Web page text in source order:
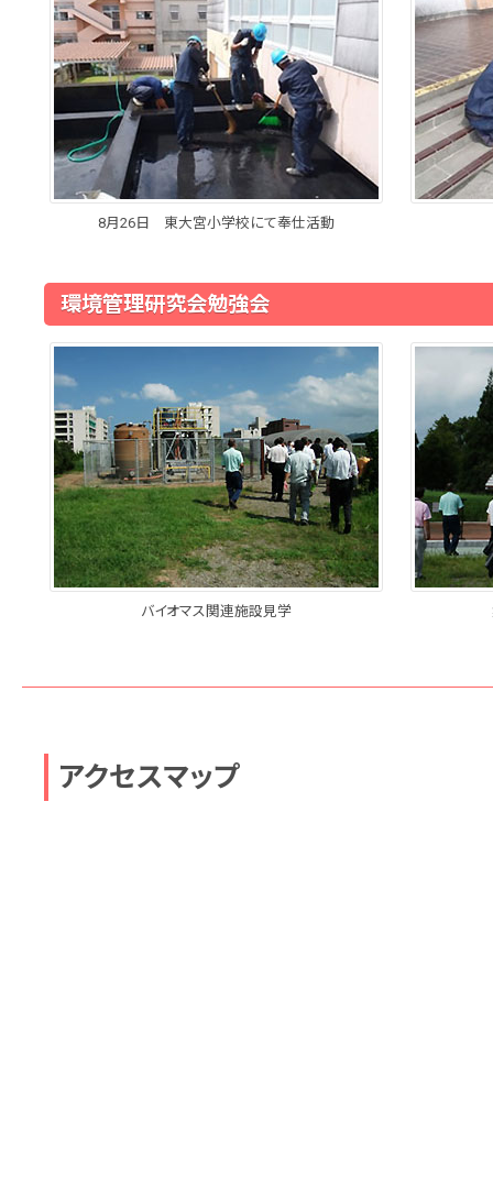
8月26日 東大宮小学校にて奉仕活動
環境管理研究会勉強会
バイオマス関連施設見学
アクセスマップ